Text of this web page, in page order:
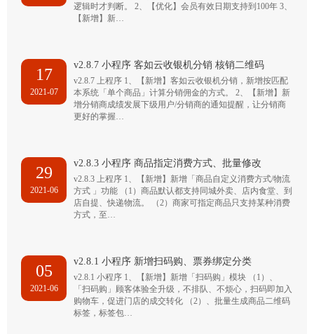
逻辑时才判断。 2、【优化】会员有效日期支持到100年 3、
【新增】新…
17
2021-07
v2.8.7 小程序 客如云收银机分销 核销二维码
v2.8.7 上程序 1、【新增】客如云收银机分销，新增按匹配
本系统「单个商品」计算分销佣金的方式。 2、【新增】新
增分销商成绩发展下级用户/分销商的通知提醒，让分销商
更好的掌握…
29
2021-06
v2.8.3 小程序 商品指定消费方式、批量修改
v2.8.3 上程序 1、【新增】新增「商品自定义消费方式/物流
方式 」功能 （1）商品默认都支持同城外卖、店内食堂、到
店自提、快递物流。 （2）商家可指定商品只支持某种消费
方式，至…
05
2021-06
v2.8.1 小程序 新增扫码购、票券绑定分类
v2.8.1 小程序 1、【新增】新增「扫码购」模块 （1）、
「扫码购」顾客体验全升级，不排队、不烦心，扫码即加入
购物车，促进门店的成交转化 （2）、批量生成商品二维码
标签，标签包…